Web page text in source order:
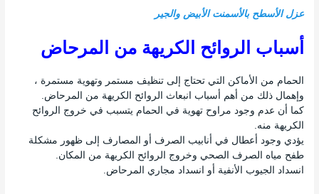
عزل الأسطح بالأسمنت الأبيض والجير
أسباب الروائح الكريهة من المرحاض
الحمام من الأماكن التي تحتاج إلى تنظيف مستمر وتهوية مستمرة ،
وإهمال ذلك من أهم أسباب انبعاث الروائح الكريهة من المرحاض.
كما أن عدم وجود مراوح تهوية في الحمام يتسبب في خروج الروائح
الكريهة منه.
يؤدي وجود أعطال في أنابيب الصرف أو المصارف إلى ظهور مشكلة
طفح مياه الصرف الصحي وخروج الروائح الكريهة من المكان.
انسداد الجيوب الأنفية أو انسداد مجاري المرحاض.